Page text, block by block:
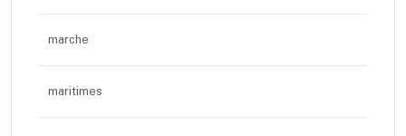
marche
maritimes